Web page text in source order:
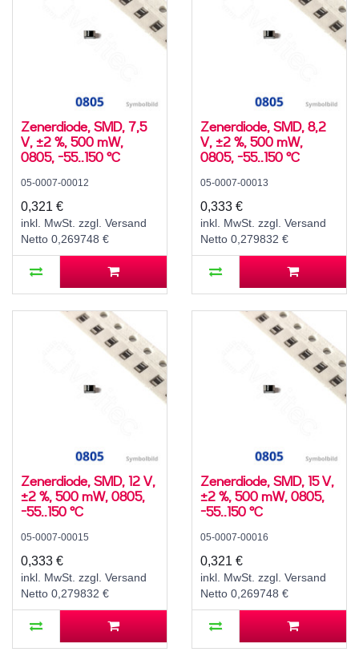
Zenerdiode, SMD, 7,5
V, ±2 %, 500 mW,
0805, -55..150 °C
05-0007-00012
0,321 €
inkl. MwSt. zzgl. Versand
Netto 0,269748 €
Zenerdiode, SMD, 8,2
V, ±2 %, 500 mW,
0805, -55..150 °C
05-0007-00013
0,333 €
inkl. MwSt. zzgl. Versand
Netto 0,279832 €
Zenerdiode, SMD, 12 V,
±2 %, 500 mW, 0805,
-55..150 °C
05-0007-00015
0,333 €
inkl. MwSt. zzgl. Versand
Netto 0,279832 €
Zenerdiode, SMD, 15 V,
±2 %, 500 mW, 0805,
-55..150 °C
05-0007-00016
0,321 €
inkl. MwSt. zzgl. Versand
Netto 0,269748 €